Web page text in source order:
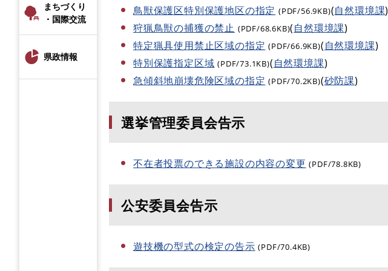
まちづくり
・国際交流
県政情報
鳥獣保護区特別保護地区の指定 (PDF/56.9KB)(自然環境課)
狩猟鳥獣の捕獲の禁止 (PDF/68.6KB)(自然環境課)
特定猟具使用禁止区域の指定 (PDF/66.9KB)(自然環境課)
特別保護指定区域 (PDF/73.1KB)(自然環境課)
急傾斜地崩壊危険区域の指定 (PDF/70.2KB)(砂防課)
選挙管理委員会告示
不在者投票のできる施設の内容の変更 (PDF/78.8KB)
公安委員会告示
遊技機の型式の検定の告示 (PDF/70.4KB)